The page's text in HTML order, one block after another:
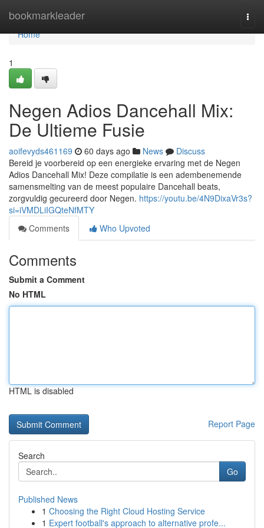
bookmarkleader
Home
Home
1
Negen Adios Dancehall Mix:
De Ultieme Fusie
aoifevyds461169 60 days ago News
Discuss
Bereid je voorbereid op een energieke ervaring met de Negen
Adios Dancehall Mix! Deze compilatie is een adembenemende
samensmelting van de meest populaire Dancehall beats,
zorgvuldig gecureerd door Negen. https://youtu.be/4N9DixaVr3s?
si=iVMDLiIGQteNfMTY
Comments
Who Upvoted
Comments
Submit a Comment
No HTML
HTML is disabled
Report Page
Search
Go
Published News
1 Choosing the Right Cloud Hosting Service
1 Expert football's approach to alternative profe...